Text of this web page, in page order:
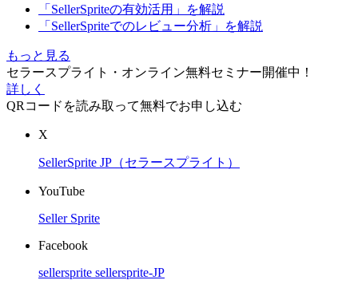
「SellerSpriteの有効活用」を解説
「SellerSpriteでのレビュー分析」を解説
もっと見る
セラースプライト・オンライン無料セミナー開催中！
詳しく
QRコードを読み取って無料でお申し込む
X
SellerSprite JP（セラースプライト）
YouTube
Seller Sprite
Facebook
sellersprite sellersprite-JP